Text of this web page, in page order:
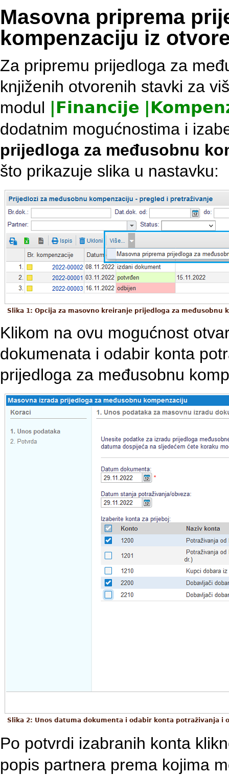
Masovna priprema
kompenzaciju iz
Za pripremu prijedloga za
knjiženih otvorenih stavki za
modul
Financije
dodatnim mogućnostima i
prijedloga za međusobnu
što prikazuje slika u nastavku:
Slika 1: Opcija za masovno kreiranje prijedloga za
Klikom na ovu mogućnost
dokumenata i odabir konta
prijedloga za međusobnu
Slika 2: Unos datuma dokumenta i odabir konta potraživanja i
Po potvrdi izabranih konta
popis partnera prema kojima